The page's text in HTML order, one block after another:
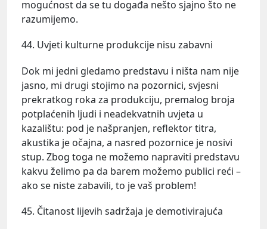
mogućnost da se tu događa nešto sjajno što ne
razumijemo.
44. Uvjeti kulturne produkcije nisu zabavni
Dok mi jedni gledamo predstavu i ništa nam nije
jasno, mi drugi stojimo na pozornici, svjesni
prekratkog roka za produkciju, premalog broja
potplaćenih ljudi i neadekvatnih uvjeta u
kazalištu: pod je našpranjen, reflektor titra,
akustika je očajna, a nasred pozornice je nosivi
stup. Zbog toga ne možemo napraviti predstavu
kakvu želimo pa da barem možemo publici reći –
ako se niste zabavili, to je vaš problem!
45. Čitanost lijevih sadržaja je demotivirajuća